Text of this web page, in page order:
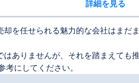
詳細を見る
を任せられる魅力的な会社はまだま
ありませんが、それを踏まえても
考にしてください。